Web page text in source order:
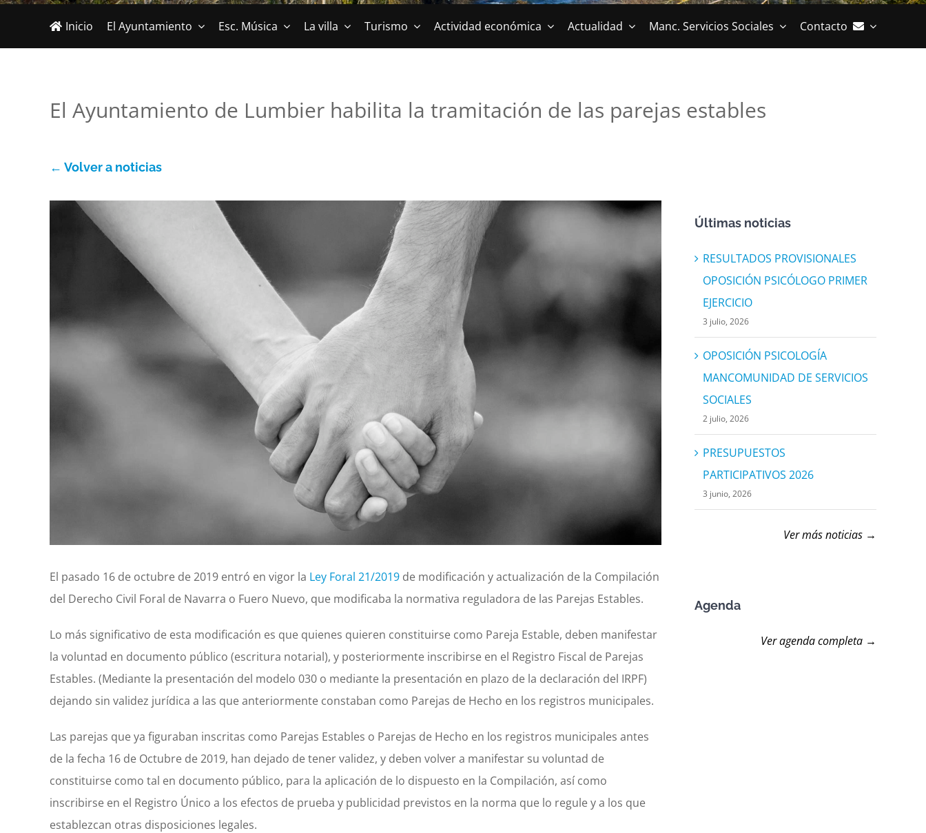
Inicio El Ayuntamiento Esc. Música La villa Turismo Actividad económica Actualidad Manc. Servicios Sociales Contacto
El Ayuntamiento de Lumbier habilita la tramitación de las parejas estables
← Volver a noticias
El pasado 16 de octubre de 2019 entró en vigor la Ley Foral 21/2019de modificación y actualización de la Compilación
del Derecho Civil Foral de Navarra o Fuero Nuevo, que modificaba la normativa reguladora de las Parejas Estables.
Lo más significativo de esta modificación es que quienes quieren constituirse como Pareja Estable, deben manifestar
la voluntad en documento público (escritura notarial), y posteriormente inscribirse en el Registro Fiscal de Parejas
Estables. (Mediante la presentación del modelo 030 o mediante la presentación en plazo de la declaración del IRPF)
dejando sin validez jurídica a las que anteriormente constaban como Parejas de Hecho en los registros municipales.
Las parejas que ya figuraban inscritas como Parejas Estables o Parejas de Hecho en los registros municipales antes
de la fecha 16 de Octubre de 2019, han dejado de tener validez, y deben volver a manifestar su voluntad de
constituirse como tal en documento público, para la aplicación de lo dispuesto en la Compilación, así como
inscribirse en el Registro Único a los efectos de prueba y publicidad previstos en la norma que lo regule y a los que
establezcan otras disposiciones legales.
Últimas noticias
RESULTADOS PROVISIONALES
OPOSICIÓN PSICÓLOGO PRIMER
EJERCICIO
3 julio, 2026
OPOSICIÓN PSICOLOGÍA
MANCOMUNIDAD DE SERVICIOS
SOCIALES
2 julio, 2026
PRESUPUESTOS
PARTICIPATIVOS 2026
3 junio, 2026
Ver más noticias →
Agenda
Ver agenda completa →